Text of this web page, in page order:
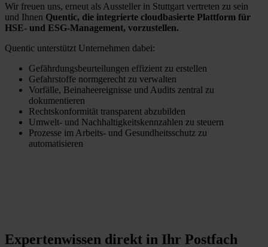
Wir freuen uns, erneut als Aussteller in Stuttgart vertreten zu sein
und Ihnen Quentic, die integrierte cloudbasierte Plattform für
HSE‑ und ESG‑Management, vorzustellen.
Quentic unterstützt Unternehmen dabei:
Gefährdungsbeurteilungen effizient zu erstellen
Gefahrstoffe normgerecht zu verwalten
Vorfälle, Beinaheereignisse und Audits zentral zu
dokumentieren
Rechtskonformität transparent abzubilden
Umwelt‑ und Nachhaltigkeitskennzahlen zu steuern
Prozesse im Arbeits‑ und Gesundheitsschutz zu
automatisieren
Expertenwissen direkt in Ihr Postfach